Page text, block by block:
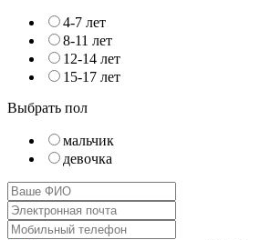
4-7 лет
8-11 лет
12-14 лет
15-17 лет
Выбрать пол
мальчик
девочка